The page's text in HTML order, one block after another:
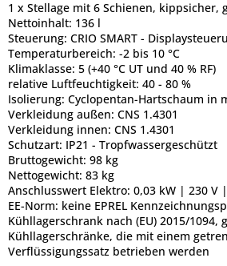
1 x Stellage mit 6 Schienen, kippsicher,
Nettoinhalt: 136 l
Steuerung: CRIO SMART -
Temperaturbereich: -2 bis 10 °C
Klimaklasse: 5 (+40 °C UT und 40 % RF)
relative Luftfeuchtigkeit: 40 - 80 %
Isolierung: Cyclopentan-Hartschaum in
Verkleidung außen: CNS 1.4301
Verkleidung innen: CNS 1.4301
Schutzart: IP21 - Tropfwassergeschützt
Bruttogewicht: 98 kg
Nettogewicht: 83 kg
Anschlusswert Elektro: 0,03 kW | 230 V
EE-Norm: keine EPREL
Kühllagerschrank nach (EU) 2015/1094,
Kühllagerschränke, die mit einem
Verflüssigungssatz betrieben werden